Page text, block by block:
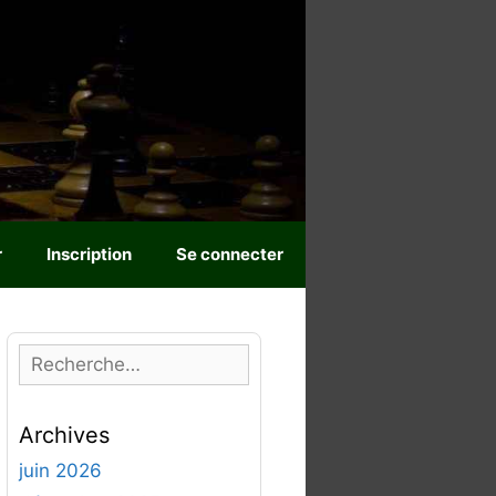
Inscription Se connecter
e
h
e
Archives
juin 2026